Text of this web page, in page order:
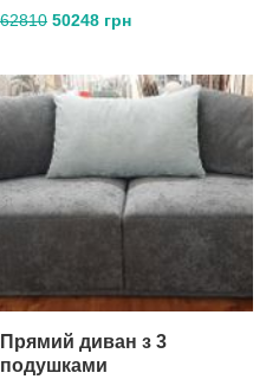
62810 50248 грн
Прямий диван з 3
подушками